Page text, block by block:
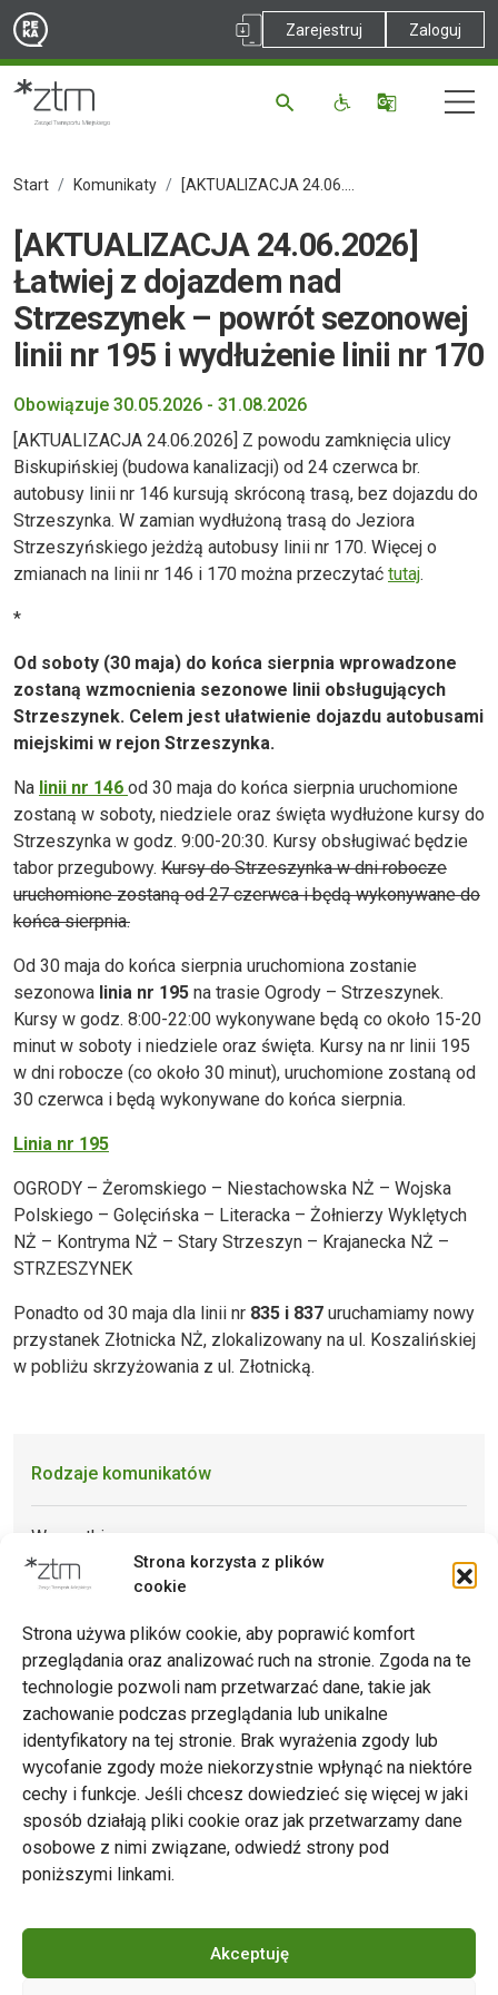
Strona korzysta z plików
cookie
Strona używa plików cookie, aby poprawić komfort
przeglądania oraz analizować ruch na stronie. Zgoda na te
technologie pozwoli nam przetwarzać dane, takie jak
zachowanie podczas przeglądania lub unikalne
identyfikatory na tej stronie. Brak wyrażenia zgody lub
wycofanie zgody może niekorzystnie wpłynąć na niektóre
cechy i funkcje. Jeśli chcesz dowiedzieć się więcej w jaki
sposób działają pliki cookie oraz jak przetwarzamy dane
osobowe z nimi związane, odwiedź strony pod
poniższymi linkami.
Akceptuję
Zarejestruj Zaloguj
Start Komunikaty [AKTUALIZACJA 24.06.2026] Łatwiej z dojazdem nad Strzeszynek – powrót sezonowej linii nr 195 i wydłużenie linii nr 170
Rodzaje komunikatów
Wszystkie
Archiwum
[AKTUALIZACJA 24.06.2026]
Łatwiej z dojazdem nad
Strzeszynek – powrót sezonowej
linii nr 195 i wydłużenie linii nr 170
Obowiązuje 30.05.2026 - 31.08.2026
[AKTUALIZACJA 24.06.2026] Z powodu zamknięcia ulicy
Biskupińskiej (budowa kanalizacji) od 24 czerwca br.
autobusy linii nr 146 kursują skróconą trasą, bez dojazdu do
Strzeszynka. W zamian wydłużoną trasą do Jeziora
Strzeszyńskiego jeżdżą autobusy linii nr 170. Więcej o
zmianach na linii nr 146 i 170 można przeczytać tutaj.
*
Od soboty (30 maja) do końca sierpnia wprowadzone
zostaną wzmocnienia sezonowe linii obsługujących
Strzeszynek. Celem jest ułatwienie dojazdu autobusami
miejskimi w rejon Strzeszynka.
Na linii nr 146 od 30 maja do końca sierpnia uruchomione
zostaną w soboty, niedziele oraz święta wydłużone kursy do
Strzeszynka w godz. 9:00-20:30. Kursy obsługiwać będzie
tabor przegubowy. Kursy do Strzeszynka w dni robocze
uruchomione zostaną od 27 czerwca i będą wykonywane do
końca sierpnia.
Od 30 maja do końca sierpnia uruchomiona zostanie
sezonowa linia nr 195 na trasie Ogrody – Strzeszynek.
Kursy w godz. 8:00-22:00 wykonywane będą co około 15-20
minut w soboty i niedziele oraz święta. Kursy na nr linii 195
w dni robocze (co około 30 minut), uruchomione zostaną od
30 czerwca i będą wykonywane do końca sierpnia.
Linia nr 195
OGRODY – Żeromskiego – Niestachowska NŻ – Wojska
Polskiego – Golęcińska – Literacka – Żołnierzy Wyklętych
NŻ – Kontryma NŻ – Stary Strzeszyn – Krajanecka NŻ –
STRZESZYNEK
Ponadto od 30 maja dla linii nr 835 i 837 uruchamiamy nowy
przystanek Złotnicka NŻ, zlokalizowany na ul. Koszalińskiej
w pobliżu skrzyżowania z ul. Złotnicką.
Zarząd Transportu Miejskiego w Poznaniu
Napisz do nas
tel. 61 646 33 44
ul. Matejki 59, 60-770 Poznań